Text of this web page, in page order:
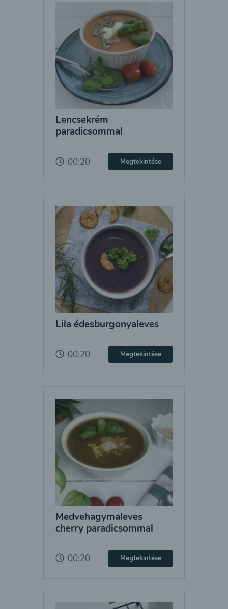
Lencsekrém
paradicsommal
00:20 Megtekintése
Lila édesburgonyaleves
00:20 Megtekintése
Medvehagymaleves
cherry paradicsommal
00:20 Megtekintése